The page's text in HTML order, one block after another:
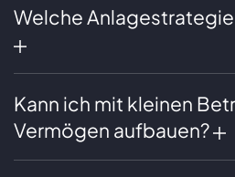
Welche Anlagestrategie
Kann ich mit kleinen
Vermögen aufbauen?